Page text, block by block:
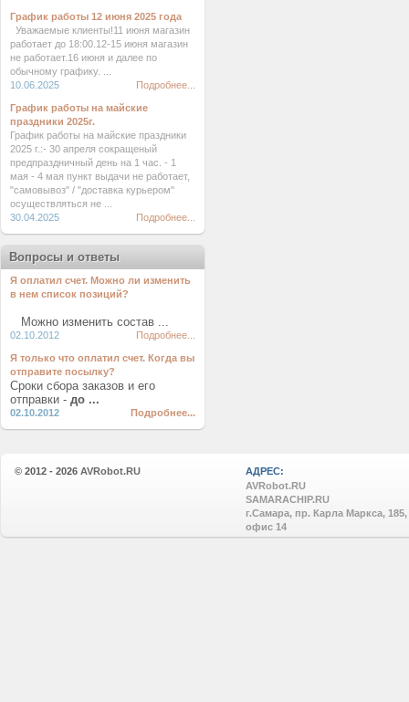
График работы 12 июня 2025 года
Уважаемые клиенты!11 июня магазин
работает до 18:00.12-15 июня магазин
не работает.16 июня и далее по
обычному графику. ...
10.06.2025
Подробнее...
График работы на майские
праздники 2025г.
График работы на майские праздники
2025 г.:- 30 апреля сокращеный
предпраздничный день на 1 час. - 1
мая - 4 мая пункт выдачи не работает,
"самовывоз" / "доставка курьером"
осуществляться не ...
30.04.2025
Подробнее...
Вопросы и ответы
Я оплатил счет. Можно ли изменить
в нем список позиций?
Можно изменить состав ...
02.10.2012 Подробнее...
Я только что оплатил счет. Когда вы
отправите посылку?
Сроки сбора заказов и его
отправки - до ...
02.10.2012 Подробнее...
© 2012 - 2026 AVRobot.RU
АДРЕС:
AVRobot.RU
SAMARACHIP.RU
г.Самара, пр. Карла Маркса, 185,
офис 14